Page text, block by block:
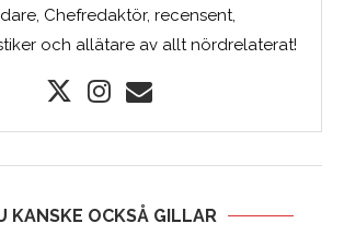
Chefredaktör, recensent,
och allätare av allt nördrelaterat!
KANSKE OCKSÅ GILLAR